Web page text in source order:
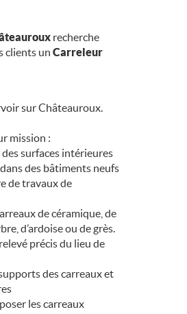
recherche
clients un Carreleur
sur Châteauroux.
mission :
surfaces intérieures
des bâtiments neufs
de travaux de
de céramique, de
d’ardoise ou de grès.
précis du lieu de
des carreaux et
les carreaux